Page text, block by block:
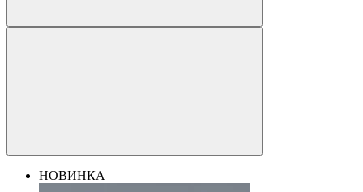
НОВИНКА